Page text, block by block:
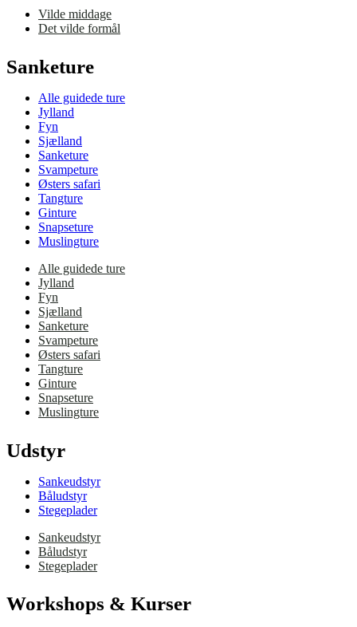
Vilde middage
Det vilde formål
Sanketure
Alle guidede ture
Jylland
Fyn
Sjælland
Sanketure
Svampeture
Østers safari
Tangture
Ginture
Snapseture
Muslingture
Alle guidede ture
Jylland
Fyn
Sjælland
Sanketure
Svampeture
Østers safari
Tangture
Ginture
Snapseture
Muslingture
Udstyr
Sankeudstyr
Båludstyr
Stegeplader
Sankeudstyr
Båludstyr
Stegeplader
Workshops & Kurser